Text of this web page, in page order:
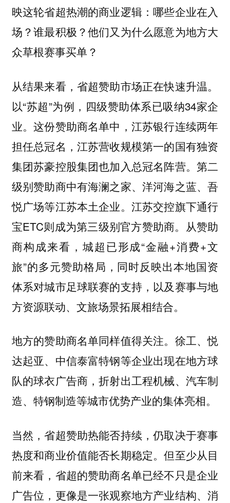
映这轮省超热潮的商业逻辑：哪些企业在入
场？谁最积极？他们又为什么愿意为地方大
众草根赛事买单？
从结果来看，省超赞助市场正在快速升温。
以“苏超”为例，四级赞助体系已吸纳34家企
业。这份赞助商名单中，江苏银行连续两年
担任总冠名，江苏营收规模第一的国有独资
集团苏豪控股集团也加入总冠名阵营。第二
级别赞助商中有海澜之家、洋河海之蓝、吾
悦广场等江苏本土企业。江苏交控旗下通行
宝ETC则成为第三级别官方赞助商。从赞助
商构成来看，城超已形成“金融+消费+文
旅”的多元赞助格局，同时反映出本地国资
体系对城市足球联赛的支持，以及赛事与地
方资源联动、文旅场景拓展相结合。
地方的赞助商名单同样值得关注。徐工、悦
达起亚、中信泰富特钢等企业出现在地方球
队的球衣广告商，折射出工程机械、汽车制
造、特钢制造等城市优势产业的集体亮相。
当然，省超赞助热能否持续，仍取决于赛事
热度和商业价值能否长期稳定。但至少从目
前来看，省超的赞助商名单已经不只是企业
广告位，更像是一张观察地方产业结构、消